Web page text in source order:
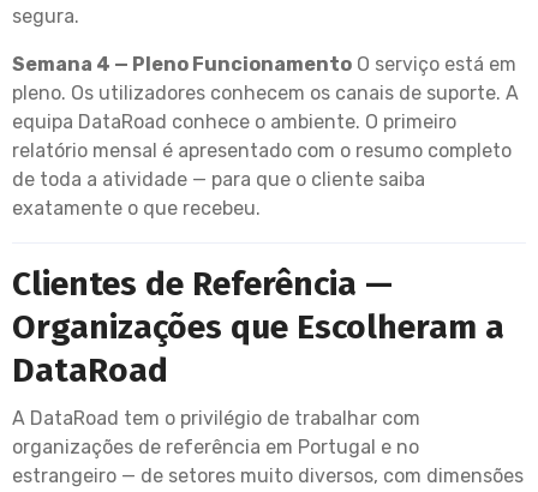
segura.
Semana 4 — Pleno Funcionamento O serviço está em
pleno. Os utilizadores conhecem os canais de suporte. A
equipa DataRoad conhece o ambiente. O primeiro
relatório mensal é apresentado com o resumo completo
de toda a atividade — para que o cliente saiba
exatamente o que recebeu.
Clientes de Referência —
Organizações que Escolheram a
DataRoad
A DataRoad tem o privilégio de trabalhar com
organizações de referência em Portugal e no
estrangeiro — de setores muito diversos, com dimensões